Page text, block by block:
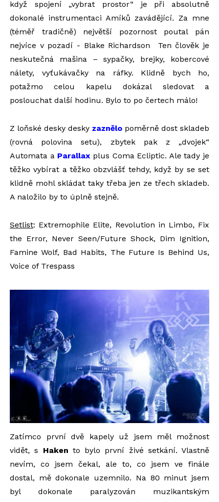
když spojení „vybrat prostor“ je při absolutně
dokonalé instrumentaci Amíků zavádějící. Za mne
(téměř tradičně) největší pozornost poutal pán
nejvíce v pozadí - Blake Richardson Ten člověk je
neskutečná mašina – sypačky, brejky, kobercové
nálety, vyťukávačky na ráfky. Klidně bych ho,
potažmo celou kapelu dokázal sledovat a
poslouchat další hodinu. Bylo to po čertech málo!
Z loňské desky desky zaznělo poměrně dost skladeb
(rovná polovina setu), zbytek pak z „dvojek“
Automata a Parallax plus Coma Ecliptic. Ale tady je
těžko vybírat a těžko obzvlášť tehdy, když by se set
klidně mohl skládat taky třeba jen ze třech skladeb.
A naložilo by to úplně stejně.
Setlist: Extremophile Elite, Revolution in Limbo, Fix
the Error, Never Seen/Future Shock, Dim Ignition,
Famine Wolf, Bad Habits, The Future Is Behind Us,
Voice of Trespass
Zatímco první dvě kapely už jsem měl možnost
vidět, s Haken to bylo první živé setkání. Vlastně
nevím, co jsem čekal, ale to, co jsem ve finále
dostal, mě dokonale uzemnilo. Na 80 minut jsem
byl dokonale paralyzován muzikantským